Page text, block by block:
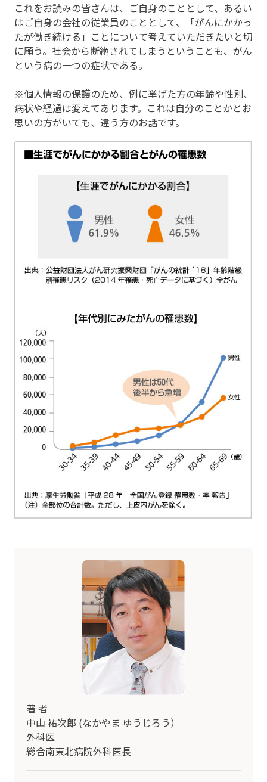
これをお読みの皆さんは、ご自身のこととして、あるい
はご自身の会社の従業員のこととして、「がんにかかっ
たが働き続ける」ことについて考えていただきたいと切
に願う。社会から断絶されてしまうということも、がん
という病の一つの症状である。
※個人情報の保護のため、例に挙げた方の年齢や性別、
病状や経過は変えてあります。これは自分のことかとお
思いの方がいても、違う方のお話です。
著 者
中山 祐次郎 (なかやま ゆうじろう）
外科医
総合南東北病院外科医長